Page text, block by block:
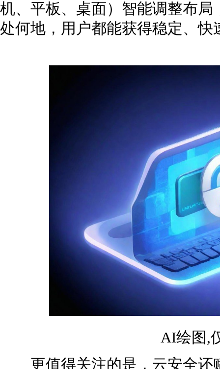
机、平板、桌面）智能调整布
处何地，用户都能获得稳定、快
AI绘图,
更值得关注的是，云安全还